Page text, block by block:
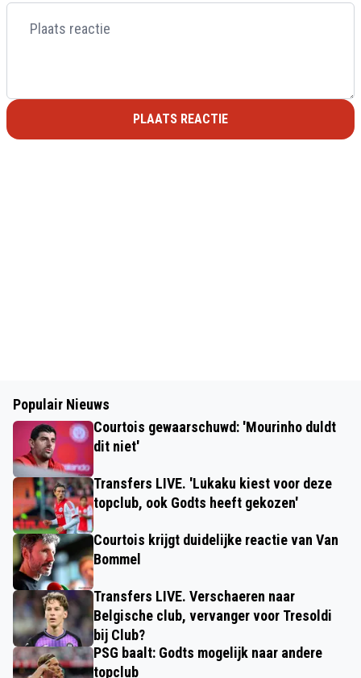
PLAATS REACTIE
Populair Nieuws
Courtois gewaarschuwd: 'Mourinho duldt
dit niet'
Transfers LIVE. 'Lukaku kiest voor deze
topclub, ook Godts heeft gekozen'
Courtois krijgt duidelijke reactie van Van
Bommel
Transfers LIVE. Verschaeren naar
Belgische club, vervanger voor Tresoldi
bij Club?
PSG baalt: Godts mogelijk naar andere
topclub